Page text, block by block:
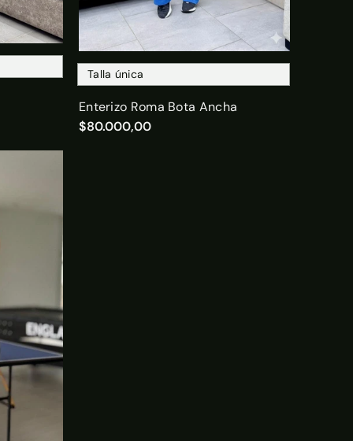
Agregar Al Carrito
Enterizo Roma Bota Ancha
$80.000,00
Talla única